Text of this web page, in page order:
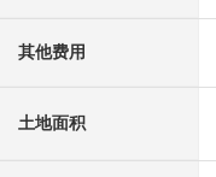
其他费用
土地面积